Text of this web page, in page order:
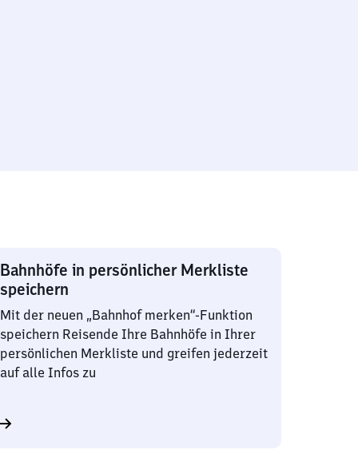
Bahnhöfe in persönlicher Merkliste
speichern
Mit der neuen „Bahnhof merken“-Funktion
speichern Reisende Ihre Bahnhöfe in Ihrer
persönlichen Merkliste und greifen jederzeit
auf alle Infos zu